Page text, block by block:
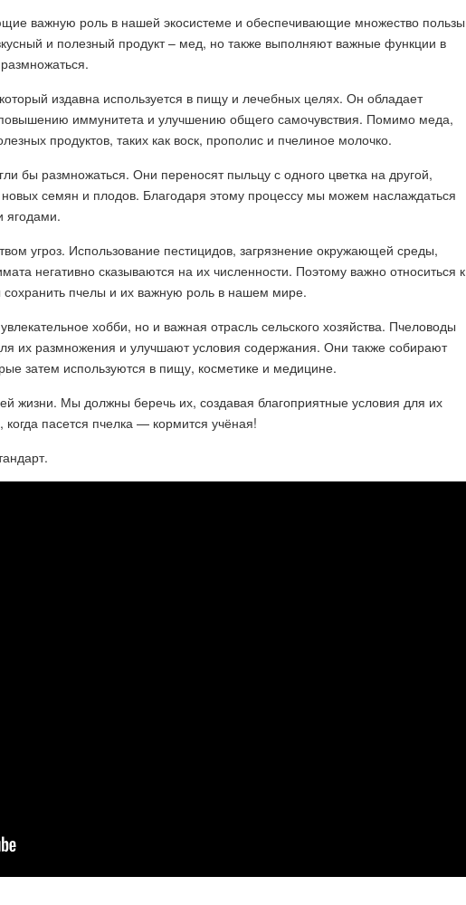
важную роль в нашей экосистеме и обеспечивающие множество пользы
и полезный продукт – мед, но также выполняют важные функции в
издавна используется в пищу и лечебных целях. Он обладает
иммунитета и улучшению общего самочувствия. Помимо меда,
продуктов, таких как воск, прополис и пчелиное молочко.
бы размножаться. Они переносят пыльцу с одного цветка на другой,
семян и плодов. Благодаря этому процессу мы можем наслаждаться
ягодами.
угроз. Использование пестицидов, загрязнение окружающей среды,
негативно сказываются на их численности. Поэтому важно относиться к
пчелы и их важную роль в нашем мире.
хобби, но и важная отрасль сельского хозяйства. Пчеловоды
их размножения и улучшают условия содержания. Они также собирают
затем используются в пищу, косметике и медицине.
жизни. Мы должны беречь их, создавая благоприятные условия для их
пасется пчелка — кормится учёная!